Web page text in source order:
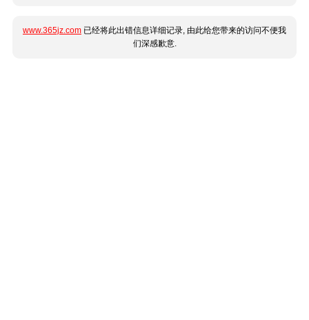
www.365jz.com 已经将此出错信息详细记录, 由此给您带来的访问不便我
们深感歉意.